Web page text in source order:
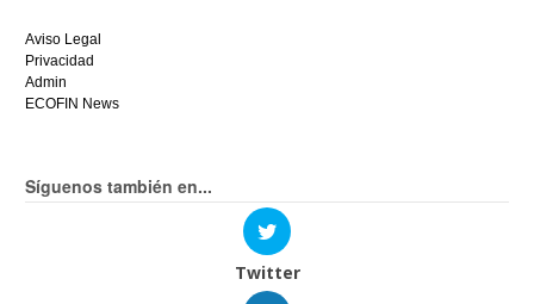
Aviso Legal
Privacidad
Admin
ECOFIN News
Síguenos también en...
Twitter